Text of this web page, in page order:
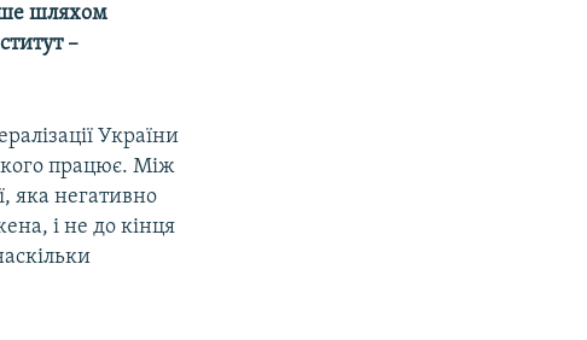
шляхом
–
України
кого працює. Між
яка негативно
і не до кінця